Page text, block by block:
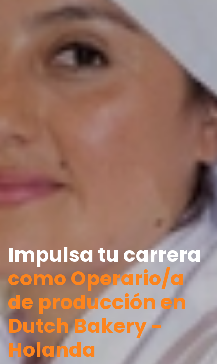
Impulsa tu carrera
como Operario/a
de producción en
Dutch Bakery -
Holanda